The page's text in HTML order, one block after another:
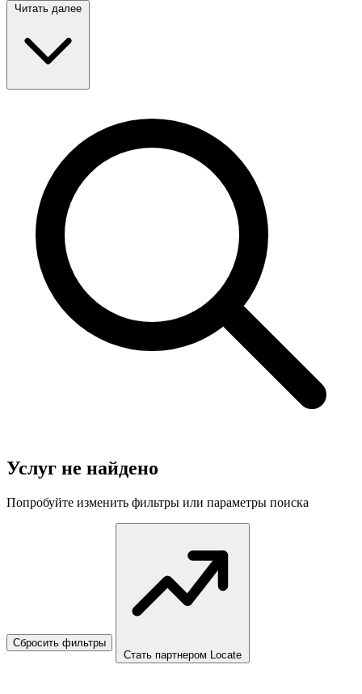
Читать далее
Услуг не найдено
Попробуйте изменить фильтры или параметры поиска
Сбросить фильтры
Стать партнером Locate